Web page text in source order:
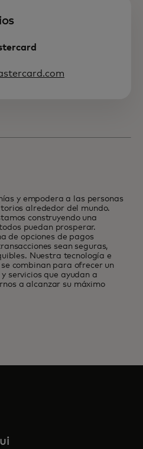
y empodera a las personas
alrededor del mundo.
construyendo una
puedan prosperar.
de opciones de pagos
sean seguras,
Nuestra tecnología e
combinan para ofrecer un
servicios que ayudan a
a alcanzar su máximo